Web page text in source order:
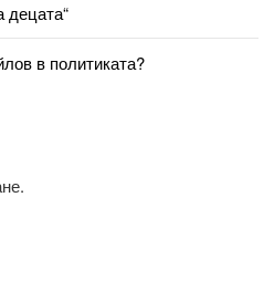
децата“
в политиката?